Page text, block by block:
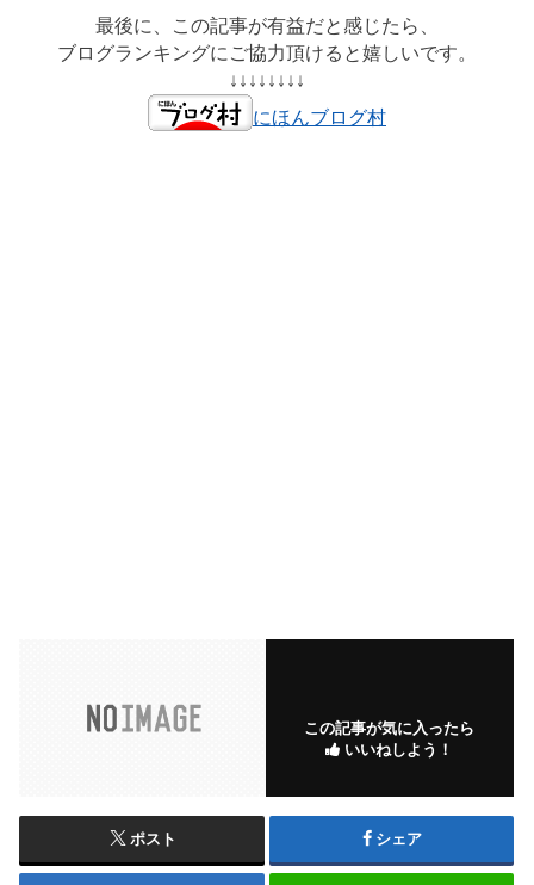
最後に、この記事が有益だと感じたら、
ブログランキングにご協力頂けると嬉しいです。
↓↓↓↓↓↓↓↓
にほんブログ村
この記事が気に入ったら
いいねしよう！
ポスト シェア